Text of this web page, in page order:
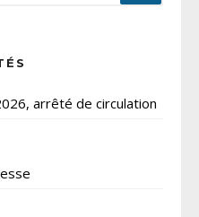
arrêté de circulation